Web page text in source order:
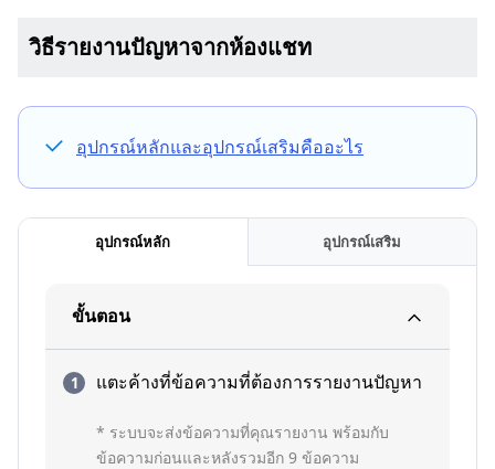
วิธีรายงานปัญหาจากห้องแชท
อุปกรณ์หลักและอุปกรณ์เสริมคืออะไร
อุปกรณ์หลัก อุปกรณ์เสริม
ขั้นตอน
แตะค้างที่ข้อความที่ต้องการรายงานปัญหา
* ระบบจะส่งข้อความที่คุณรายงาน พร้อมกับ
ข้อความก่อนและหลังรวมอีก 9 ข้อความ